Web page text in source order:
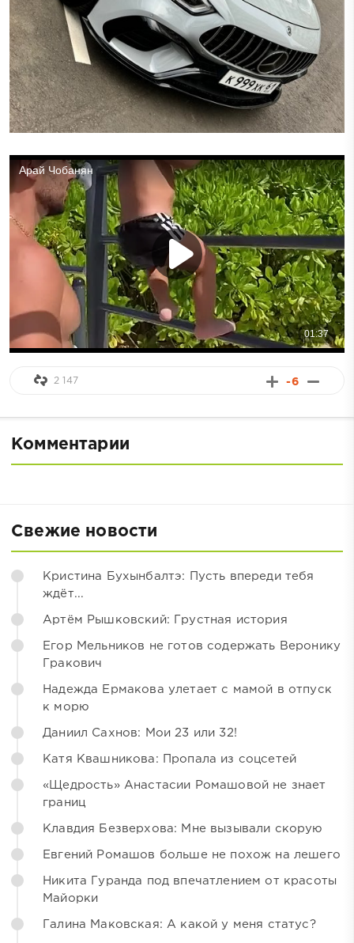
-6
2 147
Комментарии
Свежие новости
Кристина Бухынбалтэ: Пусть впереди тебя
ждёт...
Артём Рышковский: Грустная история
Егор Мельников не готов содержать Веронику
Гракович
Надежда Ермакова улетает с мамой в отпуск
к морю
Даниил Сахнов: Мои 23 или 32!
Катя Квашникова: Пропала из соцсетей
«Щедрость» Анастасии Ромашовой не знает
границ
Клавдия Безверхова: Мне вызывали скорую
Евгений Ромашов больше не похож на лешего
Никита Гуранда под впечатлением от красоты
Майорки
Галина Маковская: А какой у меня статус?